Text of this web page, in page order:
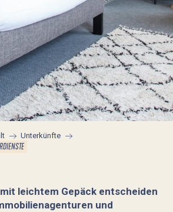
Unterkünfte
leichtem Gepäck entscheiden
und